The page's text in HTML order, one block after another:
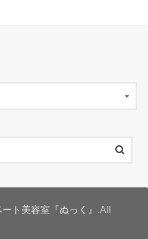
ト美容室『ぬっく』 .All